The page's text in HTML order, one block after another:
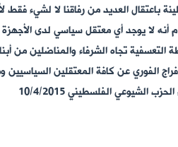
باعتقال العديد من رفاقنا لا لشيء
لا يوجد أي معتقل سياسي لدى الأجهزة
تجاه الشرفاء والمناضلين من
الفوري عن كافة المعتقلين
الفلسطيني 10/4/2015